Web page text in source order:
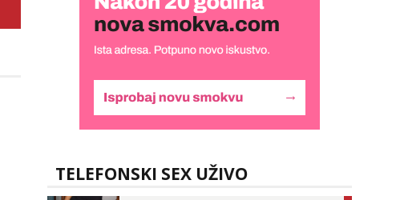
TELEFONSKI SEX UŽIVO
Kristina
Učiteljica iz predgrađa traži...